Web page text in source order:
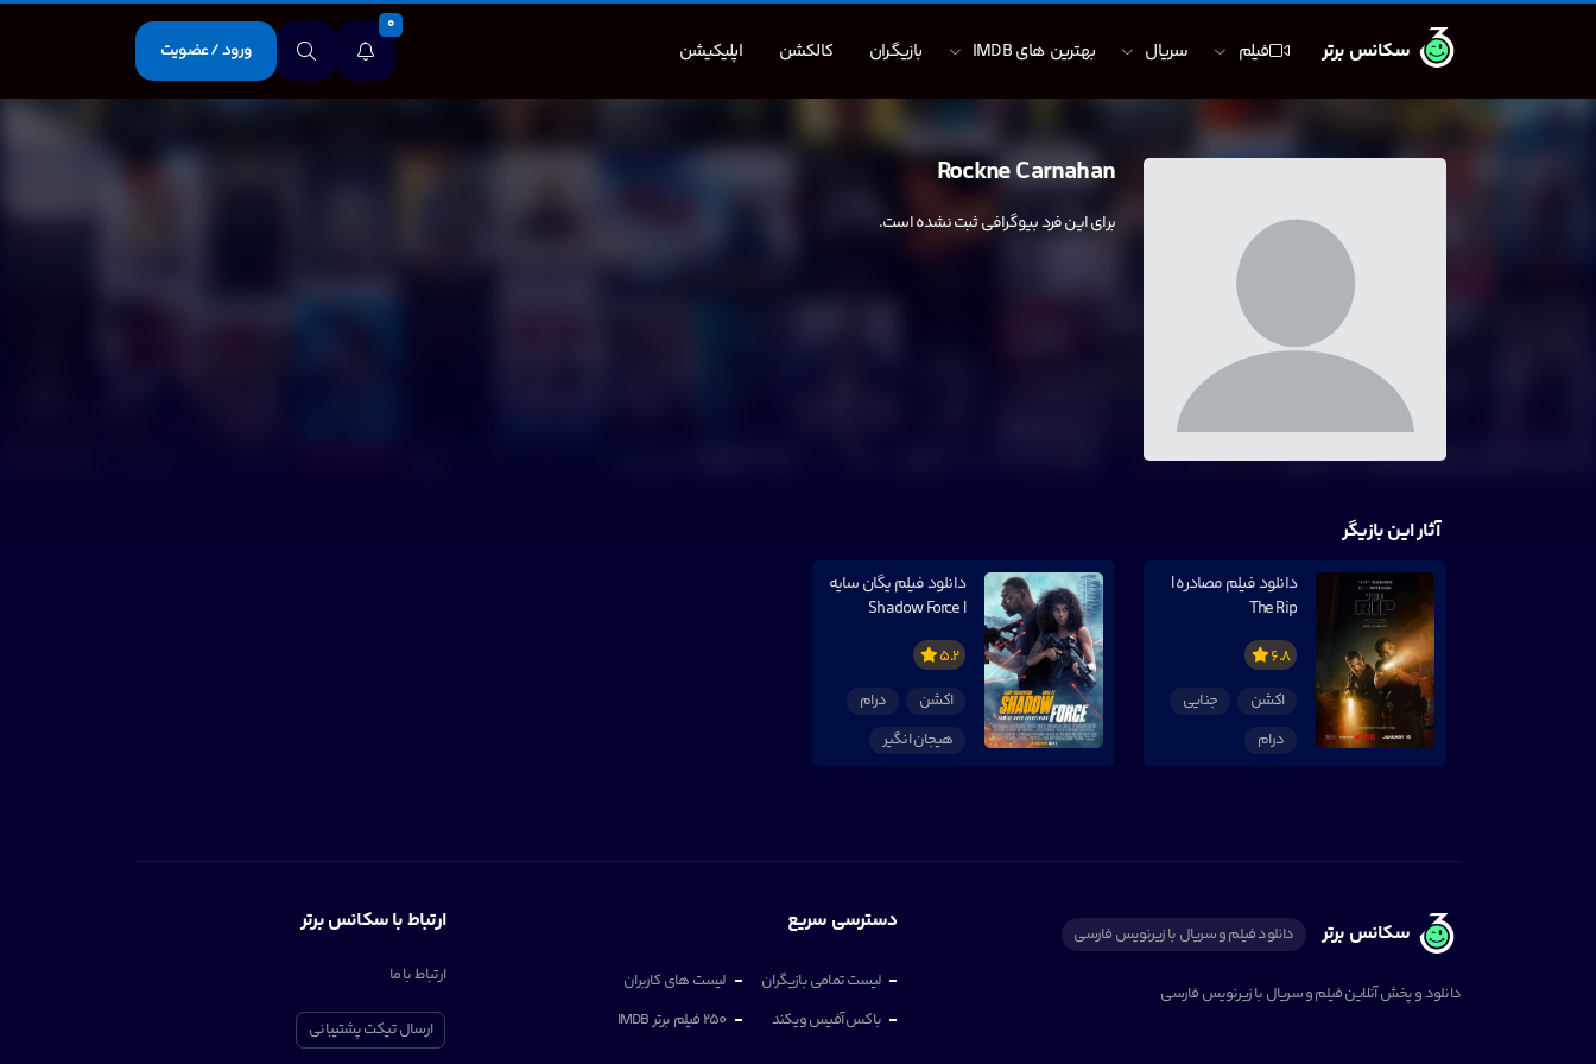
سکانس برتر فیلم سریال بهترین های IMDB بازیگران کالکشن اپلیکیشن
0
ورود / عضویت
Rockne Carnahan
برای این فرد بیوگرافی ثبت نشده است.
آثار این بازیگر
دانلود فیلم مصادره |
The Rip
6.8
اکشن
جنایی
درام
دانلود فیلم یگان سایه
| Shadow Force
5.2
اکشن
درام
هیجان انگیر
سکانس برتر دانلود فیلم و سریال با زیرنویس فارسی
دانلود و پخش آنلاین فیلم و سریال با زیرنویس فارسی
دسترسی سریع
لیست تمامی بازیگران
لیست های کاربران
باکس آفیس ویکند
250 فیلم برتر IMDB
ارتباط با سکانس برتر
ارتباط با ما
ارسال تیکت پشتیبانی